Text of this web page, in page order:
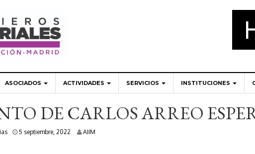
ASOCIADOS ACTIVIDADES SERVICIOS INSTITUCIONES
DE CARLOS ARREO
5 septiembre, 2022 AIIM